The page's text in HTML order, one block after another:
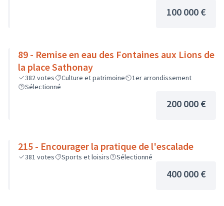
100 000 €
89 - Remise en eau des Fontaines aux Lions de
la place Sathonay
382votes Culture et patrimoine
1er arrondissement
Sélectionné
200 000 €
215 - Encourager la pratique de l'escalade
381 votes Sports et loisirs Sélectionné
400 000 €